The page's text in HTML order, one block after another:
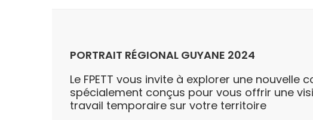
PORTRAIT RÉGIONAL GUYANE 2024
Le FPETT vous invite à explorer une
spécialement conçus pour vous offrir une
travail temporaire sur votre territoire